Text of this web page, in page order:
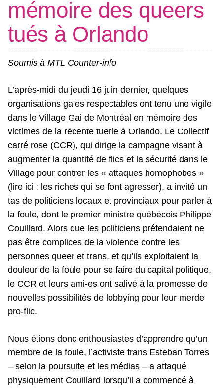
mémoire des queers
tués à Orlando
Soumis à MTL Counter-info
L’après-midi du jeudi 16 juin dernier, quelques
organisations gaies respectables ont tenu une vigile
dans le Village Gai de Montréal en mémoire des
victimes de la récente tuerie à Orlando. Le Collectif
carré rose (CCR), qui dirige la campagne visant à
augmenter la quantité de flics et la sécurité dans le
Village pour contrer les « attaques homophobes »
(lire ici : les riches qui se font agresser), a invité un
tas de politiciens locaux et provinciaux pour parler à
la foule, dont le premier ministre québécois Philippe
Couillard. Alors que les politiciens prétendaient ne
pas être complices de la violence contre les
personnes queer et trans, et qu’ils exploitaient la
douleur de la foule pour se faire du capital politique,
le CCR et leurs ami-es ont salivé à la promesse de
nouvelles possibilités de lobbying pour leur merde
pro-flic.
Nous étions donc enthousiastes d’apprendre qu’un
membre de la foule, l’activiste trans Esteban Torres
– selon la poursuite et les médias – a attaqué
physiquement Couillard lorsqu’il a commencé à